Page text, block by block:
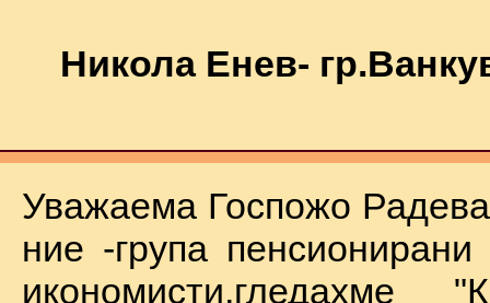
Никола Енев-
Уважаема Госпожо
ние -група
икономисти,гледахме